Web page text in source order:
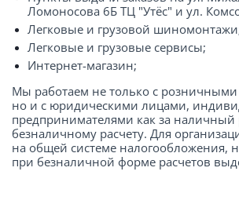
Ломоносова 6Б ТЦ "Утёс" и ул.
Легковые и грузовой
Легковые и грузовые сервисы;
Интернет-магазин;
Мы работаем не только с розничными
но и с юридическими лицами,
предпринимателями как за наличный
безналичному расчету. Для
на общей системе налогообложения,
при безналичной форме расчетов